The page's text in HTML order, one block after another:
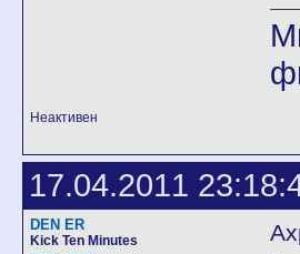
Неактивен
17.04.2011
DEN ER
Kick Ten Minutes